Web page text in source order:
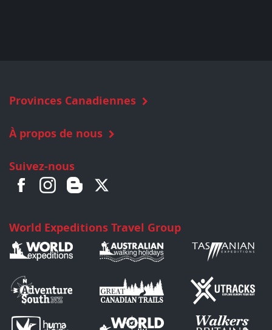
Provinces Canadiennes
À propos de nous
Suivez-nous
World Expeditions Travel Group